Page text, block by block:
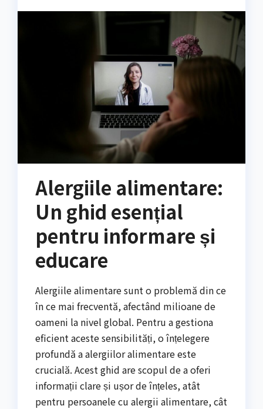
Alergiile alimentare:
Un ghid esențial
pentru informare și
educare
Alergiile alimentare sunt o problemă din ce
în ce mai frecventă, afectând milioane de
oameni la nivel global. Pentru a gestiona
eficient aceste sensibilități, o înțelegere
profundă a alergiilor alimentare este
crucială. Acest ghid are scopul de a oferi
informații clare și ușor de înțeles, atât
pentru persoanele cu alergii alimentare, cât